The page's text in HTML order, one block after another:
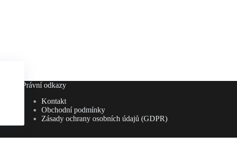
Právní odkazy
Kontakt
Obchodní podmínky
Zásady ochrany osobních údajů (GDPR)